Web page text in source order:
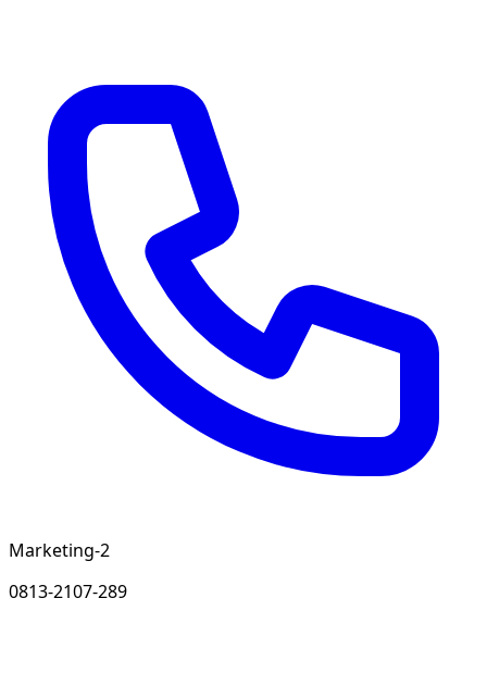
Marketing-2
0813-2107-289